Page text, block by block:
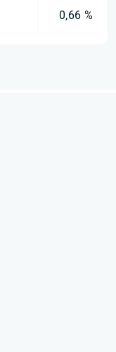
0,66 %